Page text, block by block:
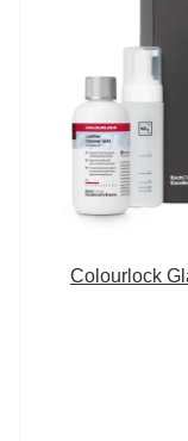
Colourlock